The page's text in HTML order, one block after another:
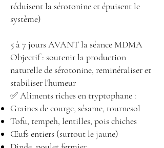
réduisent la sérotonine et épuisent le
système)
5 à 7 jours AVANT la séance MDMA
Objectif : soutenir la production
naturelle de sérotonine, reminéraliser et
stabiliser l'humeur
✅ Aliments riches en tryptophane :
Graines de courge, sésame, tournesol
Tofu, tempeh, lentilles, pois chiches
Œufs entiers (surtout le jaune)